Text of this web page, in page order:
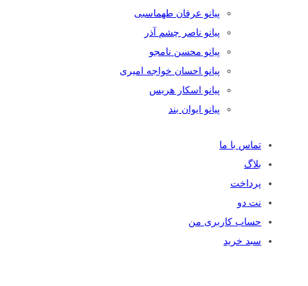
پیانو عرفان طهماسبی
پیانو ناصر چشم آذر
پیانو محسن نامجو
پیانو احسان خواجه امیری
پیانو اسکار هریس
پیانو ایوان بند
تماس با ما
بلاگ
پرداخت
نت دو
حساب کاربری من
سبد خرید